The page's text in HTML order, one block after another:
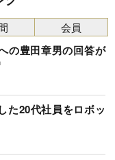
の豊田章男の回答が
た20代社員をロボッ
会員